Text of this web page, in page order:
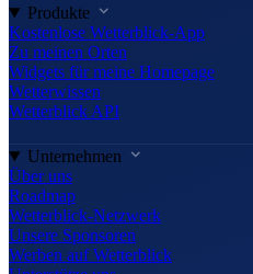
Produkte
Kostenlose Wetterblick-App
Zu meinen Orten
Widgets für meine Homepage
Wetterwissen
Wetterblick API
Unternehmen
Über uns
Roadmap
Wetterblick-Netzwerk
Unsere Sponsoren
Werben auf Wetterblick